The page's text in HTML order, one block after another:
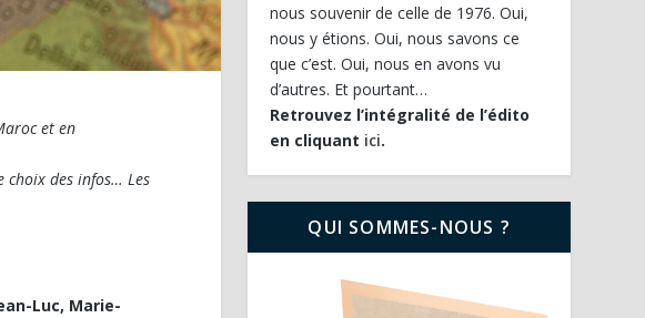
et en
choix des infos… Les
Luc, Marie-
nous souvenir de celle de 1976. Oui,
nous y étions. Oui, nous savons ce
que c’est. Oui, nous en avons vu
d’autres. Et pourtant…
Retrouvez l’intégralité de l’édito
en cliquant ici.
QUI SOMMES-NOUS ?